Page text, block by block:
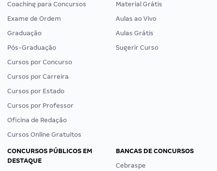
Coaching para Concursos
Exame de Ordem
Graduação
Pós-Graduação
Cursos por Concurso
Cursos por Carreira
Cursos por Estado
Cursos por Professor
Oficina de Redação
Cursos Online Gratuitos
Material Grátis
Aulas ao Vivo
Aulas Grátis
Sugerir Curso
CONCURSOS PÚBLICOS EM
DESTAQUE
BANCAS DE CONCURSOS
Cebraspe